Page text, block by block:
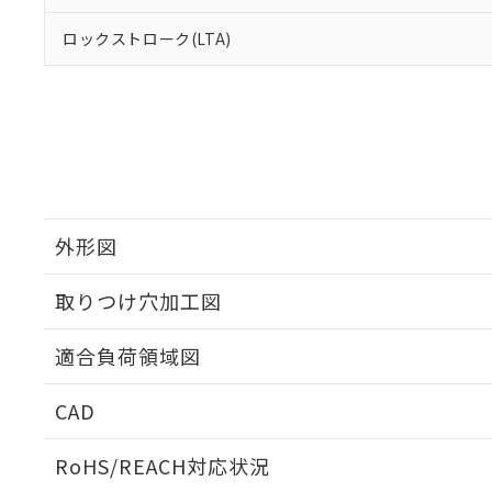
ロックストローク(LTA)
外形図
取りつけ穴加工図
適合負荷領域図
CAD
RoHS/REACH対応状況